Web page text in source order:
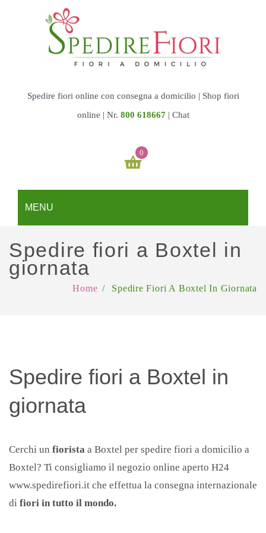
Spedire fiori online con consegna a domicilio | Shop fiori
online | Nr. 800 618667| Chat
MENU
REGALI
Fiori & Torte
Fiori & Cioccolatini
GARDEN
San Valentino
Compleanno
Festa del papà
Pasqua
Bouquet
Rose di colore rosso
Rose di colore arancio
Rose di colore giallo
Rose di colore rosa
Rose numero preciso
BLOG
0
Il tuo carrello è vuoto
SUBTOTALE: € 0,00
Spedire fiori a Boxtel in
giornata
Home / Spedire Fiori A Boxtel In Giornata
Spedire fiori a Boxtel in
giornata
Cerchi un fiorista a Boxtel per spedire fiori a domicilio a
Boxtel? Ti consigliamo il negozio online aperto H24
www.spedirefiori.it che effettua la consegna internazionale
di fiori in tutto il mondo.